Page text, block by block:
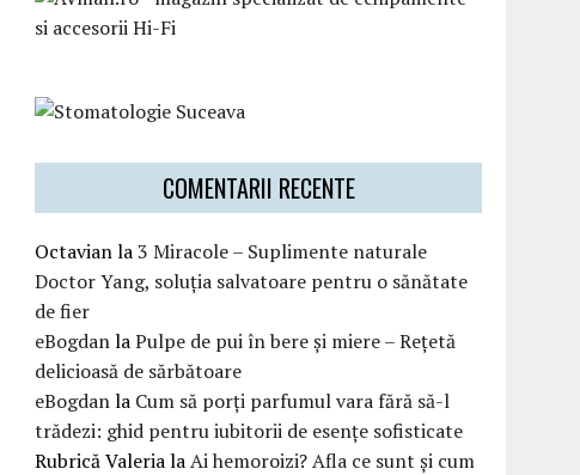
COMENTARII RECENTE
Octavianla3 Miracole – Suplimente naturale
Doctor Yang, soluția salvatoare pentru o sănătate
de fier
eBogdanlaPulpe de pui în bere și miere – Rețetă
delicioasă de sărbătoare
eBogdanla Cum să porți parfumul vara fără să-l
trădezi: ghid pentru iubitorii de esențe sofisticate
Rubrică ValerialaAi hemoroizi? Afla ce sunt și cum